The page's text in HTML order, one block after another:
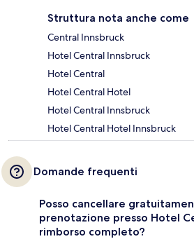
Struttura nota anche come
Central Innsbruck
Hotel Central Innsbruck
Hotel Central
Hotel Central Hotel
Hotel Central Innsbruck
Hotel Central Hotel Innsbruck
Domande frequenti
Posso cancellare
prenotazione presso Hotel
rimborso completo?